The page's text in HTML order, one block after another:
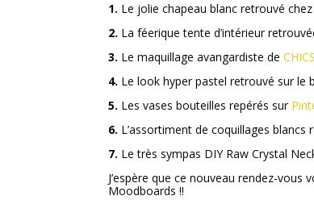
1. Le jolie chapeau blanc retrouvé chez
2. La féerique tente d’intérieur
3. Le maquillage avangardiste de
4. Le look hyper pastel retrouvé sur le
5. Les vases bouteilles repérés sur
6. L’assortiment de coquillages
7. Le très sympas DIY Raw Crystal
J’espère que ce nouveau rendez-
Moodboards !!